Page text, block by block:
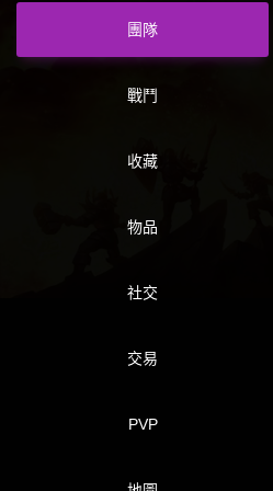
團隊
戰鬥
收藏
物品
社交
交易
PVP